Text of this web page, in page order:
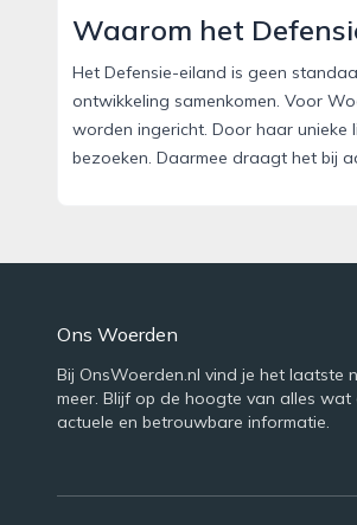
Waarom het
Het Defensie-eiland is geen
ontwikkeling samenkomen. Voor
worden ingericht. Door haar unieke
bezoeken. Daarmee draagt het bij
Ons Woerden
Bij OnsWoerden.nl vind je het laatste
meer. Blijf op de hoogte van alles
actuele en betrouwbare informatie.